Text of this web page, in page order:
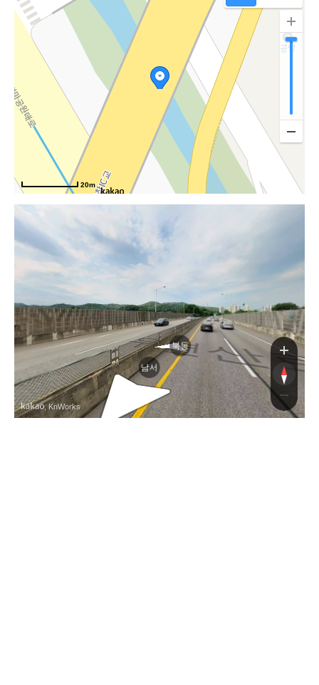
20m
우면
우면
남서
북동
, KnWorks